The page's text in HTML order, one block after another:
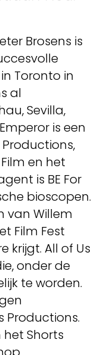
Brosens is
Toronto in
al
Sevilla,
is een
en het
is BE For
bioscopen.
van Willem
Film Fest
krijgt. All of Us
onder de
te worden.
het Shorts